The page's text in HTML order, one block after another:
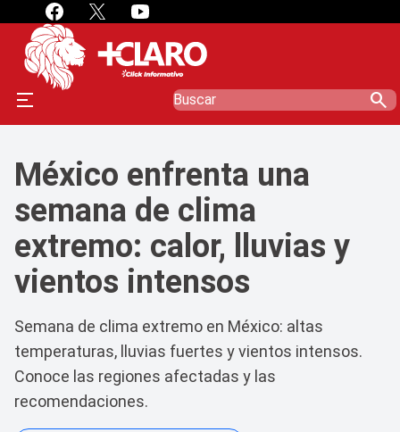
search
México enfrenta una
semana de clima
extremo: calor, lluvias y
vientos intensos
Semana de clima extremo en México: altas
temperaturas, lluvias fuertes y vientos intensos.
Conoce las regiones afectadas y las
recomendaciones.